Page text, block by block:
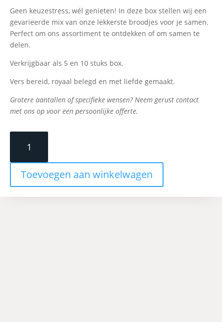
Geen keuzestress, wél genieten! In deze box stellen wij een
gevarieerde mix van onze lekkerste broodjes voor je samen.
Perfect om ons assortiment te ontdekken of om samen te
delen.
Verkrijgbaar als 5 en 10 stuks box.
Vers bereid, royaal belegd en met liefde gemaakt.
Grotere aantallen of specifieke wensen? Neem gerust contact
met ons op voor een persoonlijke offerte.
Ambachtelijke
broodjesbox
10st
aantal
Toevoegen aan winkelwagen